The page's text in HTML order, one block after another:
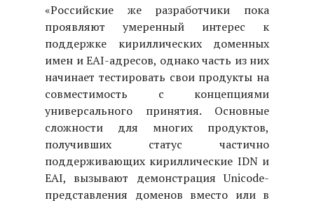
«Российские же разработчики пока
проявляют умеренный интерес к
поддержке кириллических доменных
имен и EAI-адресов, однако часть из них
начинает тестировать свои продукты на
совместимость с концепциями
универсального принятия. Основные
сложности для многих продуктов,
получивших статус частично
поддерживающих кириллические IDN и
EAI, вызывают демонстрация Unicode-
представления доменов вместо или в